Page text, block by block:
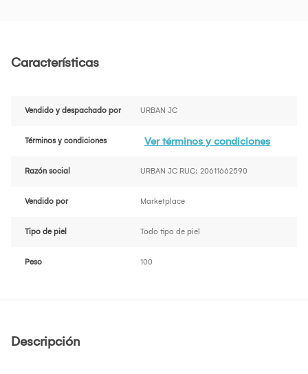
Características
Vendido y despachado por URBAN JC
Términos y condiciones Ver términos y condiciones
Razón social URBAN JC RUC: 20611662590
Vendido por Marketplace
Tipo de piel Todo tipo de piel
Peso 100
Descripción